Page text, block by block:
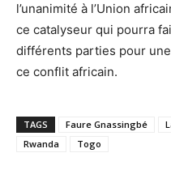
l’unanimité à l’Union
ce catalyseur qui pourra
différents parties pour
ce conflit africain.
TAGS Faure Gnassingbé
Rwanda
Togo